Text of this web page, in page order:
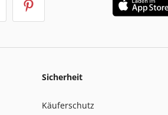
Sicherheit
Käuferschutz